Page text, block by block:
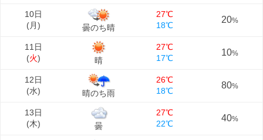
10日
(月) 曇のち晴
27℃
18℃
20%
11日
(火) 晴
27℃
17℃
10%
12日
(水) 晴のち雨
26℃
18℃
80%
13日
(木) 曇
27℃
22℃
40%